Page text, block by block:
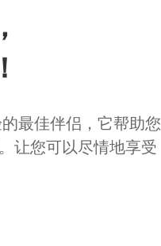
最佳伴侣，它帮助您
让您可以尽情地享受